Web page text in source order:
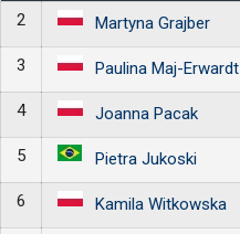
2
Martyna Grajber
3 Paulina Maj-
4 Joanna Pacak
5 Pietra Jukoski
6 Kamila Witkowska